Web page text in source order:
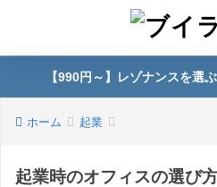
【990円～】レゾナンスを選
ホーム 起業
起業時のオフィスの選び